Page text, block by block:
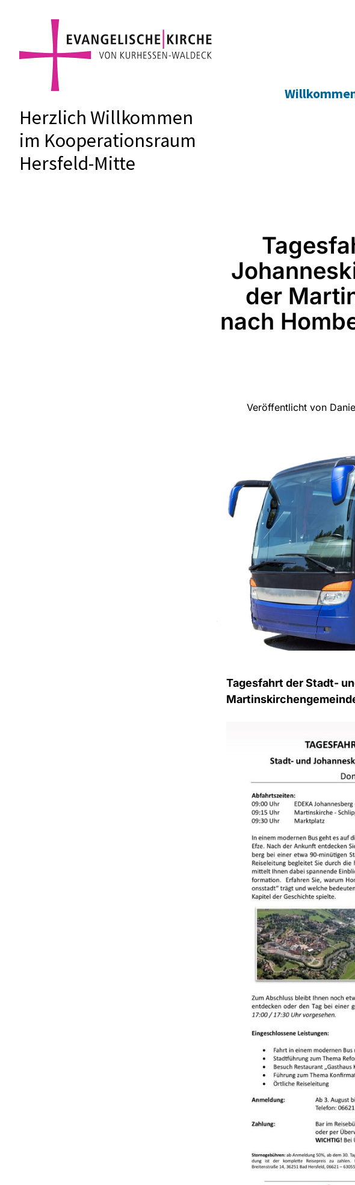
Herzlich Willkommen
im Kooperationsraum
Hersfeld-Mitte
der
nach
Veröffentlicht von
Tagesfahrt der Stadt-